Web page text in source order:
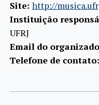
Site: http://
Instituição
UFRJ
Email do
Telefone de contato: